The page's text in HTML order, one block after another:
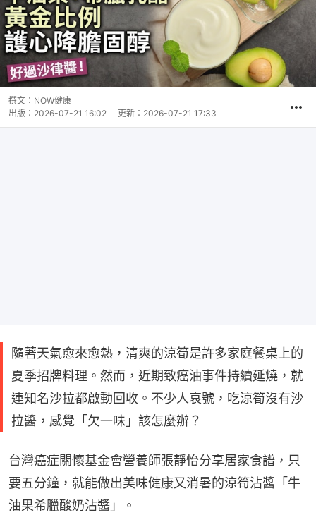
撰文： NOW健康
出版： 2026-07-21 16:02 更新： 2026-07-21 17:33
隨著天氣愈來愈熱，清爽的涼筍是許多家庭餐桌上的
夏季招牌料理。然而，近期致癌油事件持續延燒，就
連知名沙拉都啟動回收。不少人哀號，吃涼筍沒有沙
拉醬，感覺「欠一味」該怎麼辦？
台灣癌症關懷基金會營養師張靜怡分享居家食譜，只
要五分鐘，就能做出美味健康又消暑的涼筍沾醬「牛
油果希臘酸奶沾醬」。